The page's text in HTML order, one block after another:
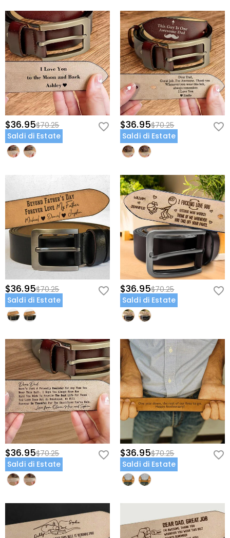
$36.95$70.25
Saldi di Estate
$36.95$70.25
Saldi di Estate
$36.95$70.25
Saldi di Estate
$36.95$70.25
Saldi di Estate
$36.95$70.25
Saldi di Estate
$36.95$70.25
Saldi di Estate